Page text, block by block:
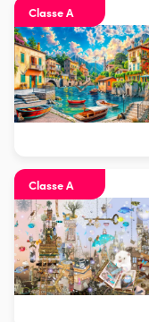
Classe A
Classe A